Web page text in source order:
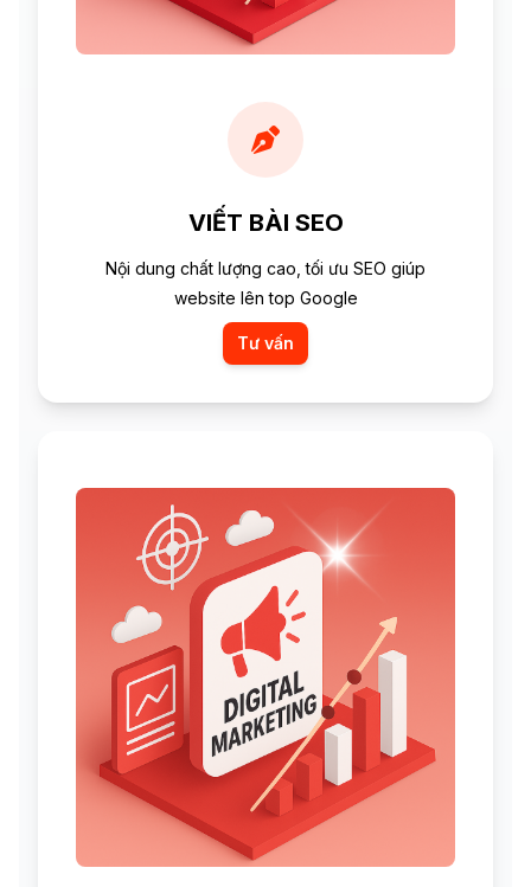
VIẾT BÀI SEO
Nội dung chất lượng cao, tối ưu SEO giúp
website lên top Google
Tư vấn